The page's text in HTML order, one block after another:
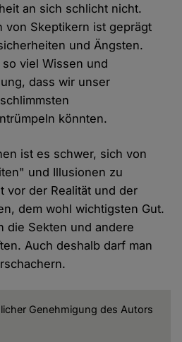
an sich schlicht nicht.
von Skeptikern ist geprägt
und Ängsten.
viel Wissen und
dass wir unser
könnten.
ist es schwer, sich von
und Illusionen zu
vor der Realität und der
dem wohl wichtigsten Gut.
die Sekten und andere
Auch deshalb darf man
Genehmigung des Autors